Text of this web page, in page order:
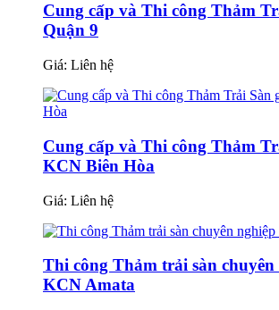
Cung cấp và Thi công Thảm
Quận 9
Giá: Liên hệ
Cung cấp và Thi công Thảm
KCN Biên Hòa
Giá: Liên hệ
Thi công Thảm trải sàn
KCN Amata